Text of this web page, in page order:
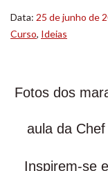
Data: 25 de junho de
Curso, Ideias
Fotos dos
aula da
Inspirem-se